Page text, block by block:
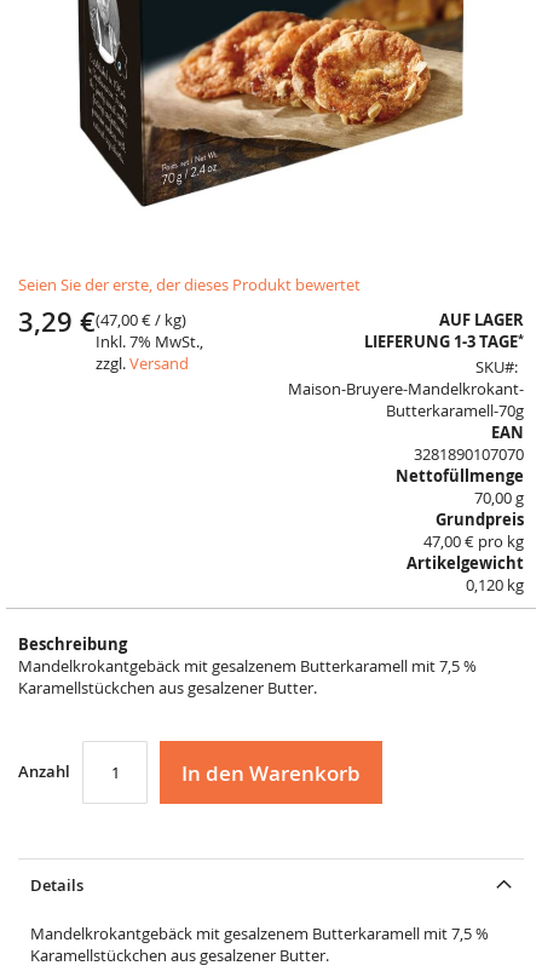
to
the
beginning
Seien Sie der erste, der dieses Produkt bewertet
3,29 €(47,00 €/ kg)
Inkl. 7% MwSt.,
zzgl.Versand
AUF LAGER
LIEFERUNG 1-3 TAGE*
SKU
Maison-Bruyere-Mandelkrokant-
Butterkaramell-70g
EAN
3281890107070
Nettofüllmenge
70,00 g
Grundpreis
47,00 € pro kg
Artikelgewicht
0,120 kg
Beschreibung
Mandelkrokantgebäck mit gesalzenem Butterkaramell mit 7,5 %
Karamellstückchen aus gesalzener Butter.
Anzahl In den Warenkorb
Details
Mandelkrokantgebäck mit gesalzenem Butterkaramell mit 7,5 %
Karamellstückchen aus gesalzener Butter.